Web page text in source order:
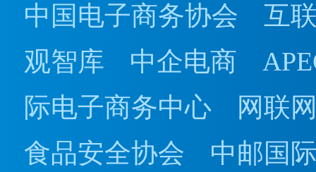
中国电子商务协会
互
观智库
中企电商
际电子商务中心
网联
食品安全协会
中邮国